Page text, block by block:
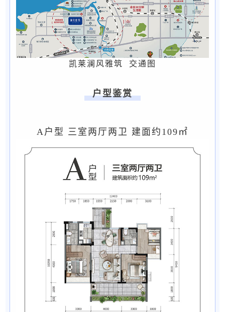
凯莱澜风雅筑 交通图
户型鉴赏
A户型 三室两厅两卫 建面约109㎡